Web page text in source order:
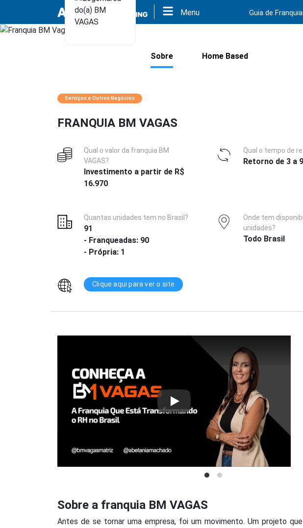
Menu Guia de
Sobre Home Based
Serviços e Outros Negócios
FRANQUIA BM VAGAS
Qual o valor da franquia BM
VAGAS?
Investimento a partir de R$
16.970
Qual o tempo de
Retorno de 3 a
Quantas unidades tem no Brasil?
91
- Franqueadas: 90
- Própria: 1
Onde tem
unidades?
Todo Brasil
Clique aqui para ver o site
Play
Sobre a franquia BM VAGAS
Antes de se tornar uma empresa, foi um movimento. Um projeto